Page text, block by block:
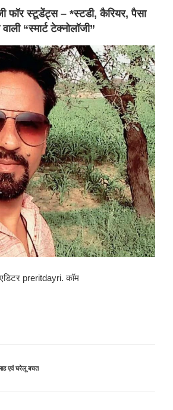
फॉर स्टूडेंट्स – *स्टडी, कैरियर, पैसा
“स्मार्ट टेक्नोलॉजी”
preritdayri. कॉम
एवं घरेलू बचत